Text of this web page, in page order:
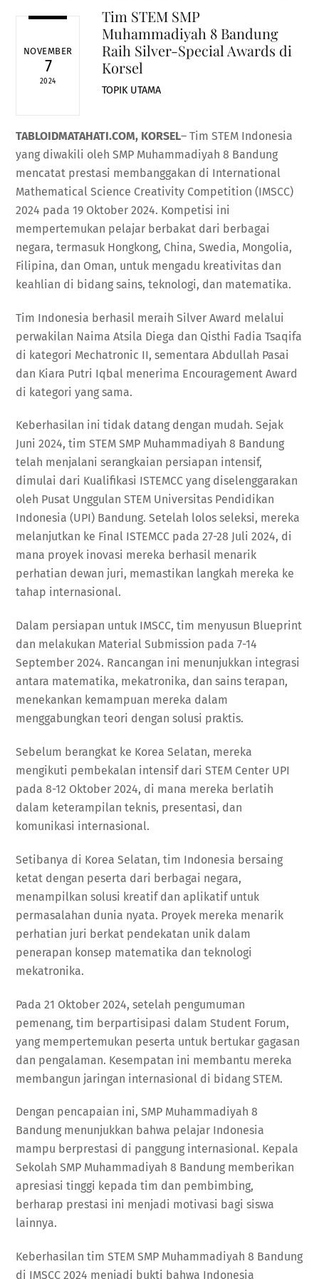
NOVEMBER
7
2024
Tim STEM SMP
Muhammadiyah 8 Bandung
Raih Silver-Special Awards di
Korsel
TOPIK UTAMA
TABLOIDMATAHATI.COM, KORSEL– Tim STEM Indonesia
yang diwakili oleh SMP Muhammadiyah 8 Bandung
mencatat prestasi membanggakan di International
Mathematical Science Creativity Competition (IMSCC)
2024 pada 19 Oktober 2024. Kompetisi ini
mempertemukan pelajar berbakat dari berbagai
negara, termasuk Hongkong, China, Swedia, Mongolia,
Filipina, dan Oman, untuk mengadu kreativitas dan
keahlian di bidang sains, teknologi, dan matematika.
Tim Indonesia berhasil meraih Silver Award melalui
perwakilan Naima Atsila Diega dan Qisthi Fadia Tsaqifa
di kategori Mechatronic II, sementara Abdullah Pasai
dan Kiara Putri Iqbal menerima Encouragement Award
di kategori yang sama.
Keberhasilan ini tidak datang dengan mudah. Sejak
Juni 2024, tim STEM SMP Muhammadiyah 8 Bandung
telah menjalani serangkaian persiapan intensif,
dimulai dari Kualifikasi ISTEMCC yang diselenggarakan
oleh Pusat Unggulan STEM Universitas Pendidikan
Indonesia (UPI) Bandung. Setelah lolos seleksi, mereka
melanjutkan ke Final ISTEMCC pada 27-28 Juli 2024, di
mana proyek inovasi mereka berhasil menarik
perhatian dewan juri, memastikan langkah mereka ke
tahap internasional.
Dalam persiapan untuk IMSCC, tim menyusun Blueprint
dan melakukan Material Submission pada 7-14
September 2024. Rancangan ini menunjukkan integrasi
antara matematika, mekatronika, dan sains terapan,
menekankan kemampuan mereka dalam
menggabungkan teori dengan solusi praktis.
Sebelum berangkat ke Korea Selatan, mereka
mengikuti pembekalan intensif dari STEM Center UPI
pada 8-12 Oktober 2024, di mana mereka berlatih
dalam keterampilan teknis, presentasi, dan
komunikasi internasional.
Setibanya di Korea Selatan, tim Indonesia bersaing
ketat dengan peserta dari berbagai negara,
menampilkan solusi kreatif dan aplikatif untuk
permasalahan dunia nyata. Proyek mereka menarik
perhatian juri berkat pendekatan unik dalam
penerapan konsep matematika dan teknologi
mekatronika.
Pada 21 Oktober 2024, setelah pengumuman
pemenang, tim berpartisipasi dalam Student Forum,
yang mempertemukan peserta untuk bertukar gagasan
dan pengalaman. Kesempatan ini membantu mereka
membangun jaringan internasional di bidang STEM.
Dengan pencapaian ini, SMP Muhammadiyah 8
Bandung menunjukkan bahwa pelajar Indonesia
mampu berprestasi di panggung internasional. Kepala
Sekolah SMP Muhammadiyah 8 Bandung memberikan
apresiasi tinggi kepada tim dan pembimbing,
berharap prestasi ini menjadi motivasi bagi siswa
lainnya.
Keberhasilan tim STEM SMP Muhammadiyah 8 Bandung
di IMSCC 2024 menjadi bukti bahwa Indonesia